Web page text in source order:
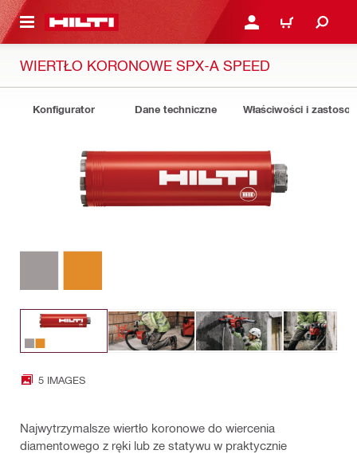
GŁÓWNEJ ZALOGUJ SIĘ LUB
KOSZYK
WIERTŁO KORONOWE SPX-A SPEED
Konfigurator Dane techniczne Właściwości i
5 IMAGES
Najwytrzymalsze wiertło koronowe do wiercenia
diamentowego z ręki lub ze statywu w praktycznie